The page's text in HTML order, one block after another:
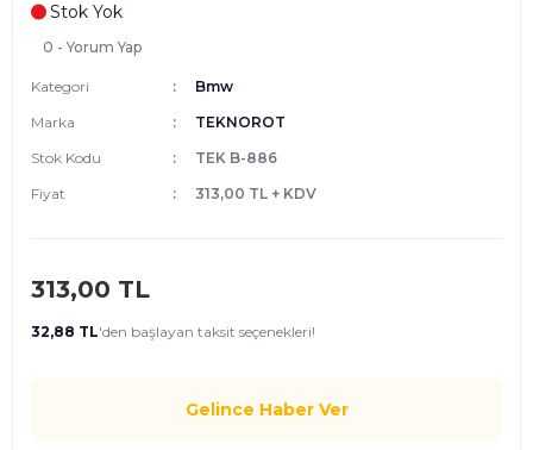
Stok Yok
0 - Yorum Yap
Kategori
Bmw
Marka
TEKNOROT
Stok Kodu
TEK B-886
Fiyat
313,00 TL + KDV
313,00 TL
32,88 TL'den başlayan taksit seçenekleri!
Gelince Haber Ver